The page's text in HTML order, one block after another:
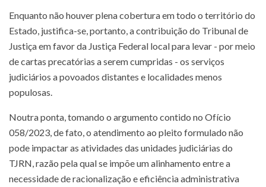
Enquanto não houver plena cobertura em todo o território do
Estado, justifica-se, portanto, a contribuição do Tribunal de
Justiça em favor da Justiça Federal local para levar - por meio
de cartas precatórias a serem cumpridas - os serviços
judiciários a povoados distantes e localidades menos
populosas.
Noutra ponta, tomando o argumento contido no Ofício
058/2023, de fato, o atendimento ao pleito formulado não
pode impactar as atividades das unidades judiciárias do
TJRN, razão pela qual se impõe um alinhamento entre a
necessidade de racionalização e eficiência administrativa